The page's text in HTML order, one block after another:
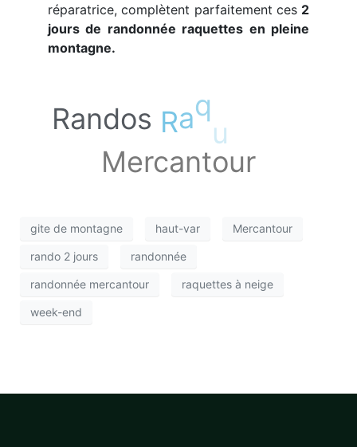
réparatrice, complètent parfaitement ces 2
jours de randonnée raquettes en pleine
montagne.
Randos Raqu
Mercantour
gite de montagne haut-var Mercantour
rando 2 jours randonnée
randonnée mercantour raquettes à neige
week-end